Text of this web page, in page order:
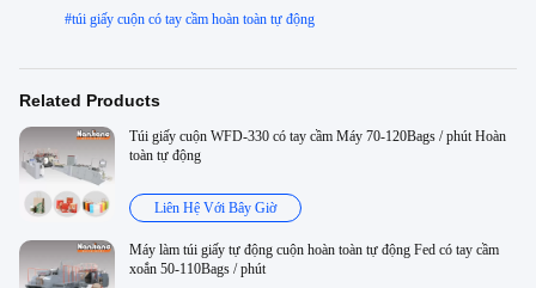
#túi giấy cuộn có tay cầm hoàn toàn tự động
Related Products
Túi giấy cuộn WFD-330 có tay cầm Máy 70-120Bags / phút Hoàn
toàn tự động
Liên Hệ Với Bây Giờ
Máy làm túi giấy tự động cuộn hoàn toàn tự động Fed có tay cầm
xoắn 50-110Bags / phút